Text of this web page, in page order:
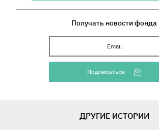
Получать новости фонда
Ваш Email
Подписаться
ДРУГИЕ ИСТОРИИ